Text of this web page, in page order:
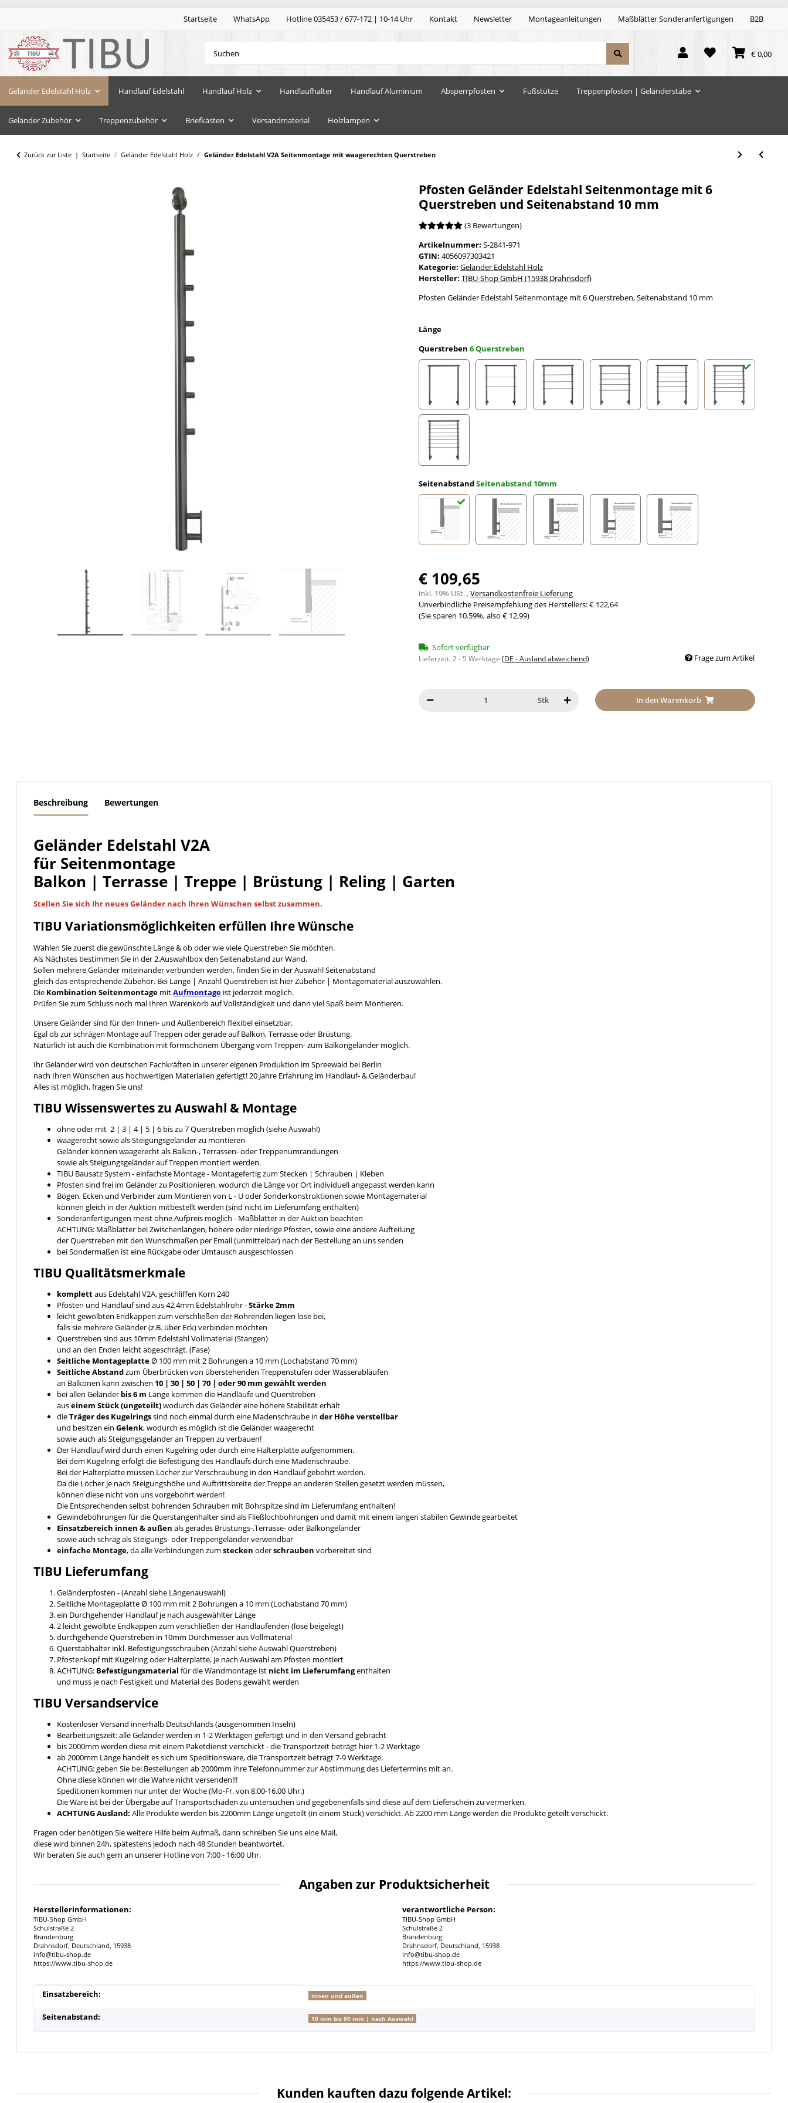
Startseite WhatsApp Hotline 035453 / 677-172 | 10-14 Uhr Kontakt Newsletter Montageanleitungen Maßblätter Sonderanfertigungen B2B
€ 0,00
Geländer Edelstahl Holz Handlauf Edelstahl Handlauf Holz Handlaufhalter Handlauf Aluminium Absperrpfosten Fußstütze Treppenpfosten | Geländerstäbe
Geländer Zubehör Treppenzubehör Briefkästen Versandmaterial Holzlampen
Zurück zur Liste Startseite Geländer Edelstahl Holz Geländer Edelstahl V2A Seitenmontage mit waagerechten Querstreben
Pfosten Geländer Edelstahl Seitenmontage mit 6
Querstreben und Seitenabstand 10 mm
(3 Bewertungen)
Artikelnummer: S-2841-971
GTIN: 4056097303421
Kategorie: Geländer Edelstahl Holz
Hersteller: TIBU-Shop GmbH (15938 Drahnsdorf)
Pfosten Geländer Edelstahl Seitenmontage mit 6 Querstreben, Seitenabstand 10 mm
Länge
Querstreben 6 Querstreben
ohne Querstreben
SeitenabstandSeitenabstand 10mm
€ 109,65
inkl. 19% USt. ,Versandkostenfreie Lieferung
Unverbindliche Preisempfehlung des Herstellers:€ 122,64
(Sie sparen 10.59%, also € 12,99)
Sofort verfügbar
Lieferzeit:2 - 5 Werktage (DE - Ausland abweichend) Frage zum Artikel
Stk In den Warenkorb
Beschreibung Bewertungen
Geländer Edelstahl V2A
für Seitenmontage
Balkon | Terrasse | Treppe | Brüstung | Reling | Garten
Stellen Sie sich Ihr neues Geländer nach Ihren Wünschen selbstzusammen.
TIBU Variationsmöglichkeiten erfüllen Ihre Wünsche
Wählen Sie zuerst die gewünschte Länge & ob oder wie viele Querstreben Sie möchten.
Als Nächstes bestimmen Sie in der 2.Auswahlbox den Seitenabstand zur Wand.
Sollen mehrere Geländer miteinander verbunden werden, finden Sie in der Auswahl Seitenabstand
gleich das entsprechende Zubehör. Bei Länge | Anzahl Querstreben ist hier Zubehör | Montagematerial auszuwählen.
Die Kombination Seitenmontage mitAufmontage ist jederzeit möglich.
Prüfen Sie zum Schluss noch mal Ihren Warenkorb auf Vollständigkeit und dann viel Spaß beim Montieren.
Unsere Geländer sind für den Innen- und Außenbereich flexibel einsetzbar.
Egal ob zur schrägen Montage auf Treppen oder gerade auf Balkon, Terrasse oder Brüstung.
Natürlich ist auch die Kombination mit formschönem Übergang vom Treppen- zum Balkongeländer möglich.
Ihr Geländer wird von deutschen Fachkräften in unserer eigenen Produktion im Spreewald bei Berlin
nach Ihren Wünschen aus hochwertigen Materialien gefertigt! 20 Jahre Erfahrung im Handlauf- & Geländerbau!
Alles ist möglich, fragen Sie uns!
TIBU Wissenswerteszu Auswahl & Montage
ohne oder mit 2 | 3 | 4 | 5 | 6 bis zu 7 Querstreben möglich (siehe Auswahl)
waagerecht sowie als Steigungsgeländer zu montieren
Geländer können waagerecht als Balkon-, Terrassen- oder Treppenumrandungen
sowie als Steigungsgeländer auf Treppen montiert werden.
TIBU Bausatz System - einfachste Montage - Montagefertig zum Stecken | Schrauben | Kleben
Pfosten sind frei im Geländer zu Positionieren, wodurch die Länge vor Ort individuell angepasst werden kann
Bögen, Ecken und Verbinder zum Montieren von L - U oder Sonderkonstruktionen sowie Montagematerial
können gleich in der Auktion mitbestellt werden (sind nicht im Lieferumfang enthalten)
Sonderanfertigungen meist ohne Aufpreis möglich - Maßblätter in der Auktion beachten
ACHTUNG: Maßblätter bei Zwischenlängen, höhere oder niedrige Pfosten, sowie eine andere Aufteilung
der Querstreben mit den Wunschmaßen per Email (unmittelbar) nach der Bestellung an uns senden
bei Sondermaßen ist eine Rückgabe oder Umtausch ausgeschlossen
TIBU Qualitätsmerkmale
komplettaus Edelstahl V2A, geschliffen Korn 240
Pfosten und Handlauf sind aus 42,4mm Edelstahlrohr -Stärke 2mm
leicht gewölbten Endkappen zum verschließen der Rohrenden liegen lose bei,
falls sie mehrere Geländer (z.B. über Eck) verbinden möchten
Querstreben sind aus 10mm Edelstahl Vollmaterial (Stangen)
und an den Enden leicht abgeschrägt. (Fase)
Seitliche MontageplatteØ 100 mm mit 2 Bohrungen a 10 mm (Lochabstand 70 mm)
Seitliche Abstandzum Überbrücken von überstehenden Treppenstufen oder Wasserabläufen
an Balkonen kann zwischen 10 | 30 | 50 | 70 | oder 90 mm gewählt werden
bei allen Geländer bis 6 m Länge kommen die Handläufe und Querstreben
auseinem Stück (ungeteilt)wodurch das Geländer eine höhere Stabilität erhält
dieTräger des Kugelringssind noch einmal durch eine Madenschraube in der Höhe verstellbar
und besitzen ein Gelenk, wodurch es möglich ist die Geländer waagerecht
sowie auch als Steigungsgeländer an Treppen zu verbauen!
Der Handlauf wird durch einen Kugelring oder durch eine Halterplatte aufgenommen.
Bei dem Kugelring erfolgt die Befestigung des Handlaufs durch eine Madenschraube.
Bei der Halterplatte müssen Löcher zur Verschraubung in den Handlauf gebohrt werden.
Da die Löcher je nach Steigungshöhe und Auftrittsbreite der Treppe an anderen Stellen gesetzt werden müssen,
können diese nicht von uns vorgebohrt werden!
Die Entsprechenden selbst bohrenden Schrauben mit Bohrspitze sind im Lieferumfang enthalten!
Gewindebohrungen für die Querstangenhalter sind als Fließlochbohrungen und damit mit einem langen stabilen Gewinde gearbeitet
Einsatzbereich innen & außen als gerades Brüstungs-,Terrasse- oder Balkongeländer
sowie auch schräg als Steigungs- oder Treppengeländer verwendbar
einfache Montage, da alle Verbindungen zum stecken oderschrauben vorbereitet sind
TIBU Lieferumfang
Geländerpfosten - (Anzahl siehe Längenauswahl)
Seitliche Montageplatte Ø 100 mm mit 2 Bohrungen a 10 mm (Lochabstand 70 mm)
ein Durchgehender Handlauf je nach ausgewählter Länge
2 leicht gewölbte Endkappen zum verschließen der Handlaufenden (lose beigelegt)
durchgehende Querstreben in 10mm Durchmesser aus Vollmaterial
Querstabhalter inkl. Befestigungsschrauben (Anzahl siehe Auswahl Querstreben)
Pfostenkopf mit Kugelring oder Halterplatte, je nach Auswahl am Pfosten montiert
ACHTUNG: Befestigungsmaterial für die Wandmontage ist nicht im Lieferumfangenthalten
und muss je nach Festigkeit und Material des Bodens gewählt werden
TIBU Versandservice
Kostenloser Versand innerhalb Deutschlands (ausgenommen Inseln)
Bearbeitungszeit: alle Geländer werden in 1-2 Werktagen gefertigt und in den Versand gebracht
bis 2000mm werden diese mit einem Paketdienst verschickt - die Transportzeit beträgt hier 1-2 Werktage
ab 2000mm Länge handelt es sich um Speditionsware, die Transportzeit beträgt 7-9 Werktage.
ACHTUNG: geben Sie bei Bestellungen ab 2000mm ihre Telefonnummer zur Abstimmung des Liefertermins mit an.
Ohne diese können wir die Wahre nicht versenden!!!
Speditionen kommen nur unter der Woche (Mo-Fr. von 8.00-16.00 Uhr.)
Die Ware ist bei der Übergabe auf Transportschäden zu untersuchen und gegebenenfalls sind diese auf dem Lieferschein zu vermerken.
ACHTUNG Ausland: Alle Produkte werden bis 2200mm Länge ungeteilt (in einem Stück) verschickt. Ab 2200 mm Länge werden die Produkte geteilt verschickt.
Fragen oder benötigen Sie weitere Hilfe beim Aufmaß, dann schreiben Sie uns eine Mail,
diese wird binnen 24h, spätestens jedoch nach 48 Stunden beantwortet.
Wir beraten Sie auch gern an unserer Hotline von 7:00 - 16:00 Uhr.
Angaben zur Produktsicherheit
Herstellerinformationen:
TIBU-Shop GmbH
Schulstraße 2
Brandenburg
Drahnsdorf, Deutschland, 15938
info@tibu-shop.de
https://www.tibu-shop.de
verantwortliche Person:
TIBU-Shop GmbH
Schulstraße 2
Brandenburg
Drahnsdorf, Deutschland, 15938
info@tibu-shop.de
https://www.tibu-shop.de
Produkteigenschaft
Wert
Einsatzbereich: innen und außen
Seitenabstand: 10 mm bis 90 mm | nach Auswahl
Kunden kauften dazu folgende Artikel: